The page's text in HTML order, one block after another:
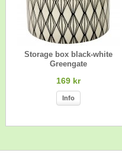
Storage box black-white
Greengate
169 kr
Info